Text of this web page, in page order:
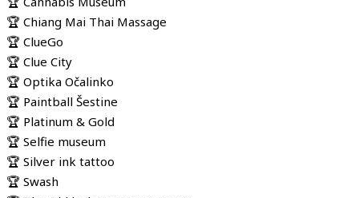
🏆 Chiang Mai Thai Massage
🏆 ClueGo
🏆 Clue City
🏆 Optika Očalinko
🏆 Paintball Šestine
🏆 Platinum & Gold
🏆 Selfie museum
🏆 Silver ink tattoo
🏆 Swash